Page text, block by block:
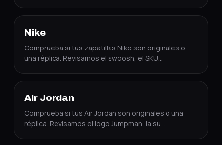
Nike
Comprueba si tus zapatillas Nike son originales o
una réplica. Revisamos el swoosh, el SKU…
Air Jordan
Comprueba si tus Air Jordan son originales o una
réplica. Revisamos el logo Jumpman, la su…